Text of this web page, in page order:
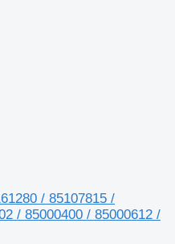
/ 85107815 /
/ 85000400 / 85000612 /